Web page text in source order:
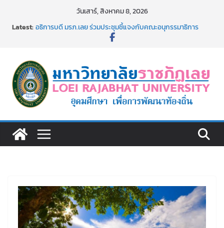
วันเสาร์, สิงหาคม 8, 2026
Latest:อธิการบดี มรภ.เลย ร่วมประชุมชี้แจงกับคณะอนุกรรมาธิการ
ประจำปีงบประมาณ พ.ศ. 2570
ม.ราชภัฏเลย จัดกิจกรรมจิตอาสาบำเพ็ญสาธารณประโยชน์ และ
บำเพ็ญสาธารณกุศล 69
รายชื่อผู้ผ่านการสอบแข่งขันเพื่อเป็นลูกจ้างชั่วคราว (รายวัน)
สังกัดมหาวิทยาลัยราชภัฏเลย ด้วยเงินนอกงบประมาณ ประเภท
เงินรายได้
นักเรียนมัธยมปลายค้นหาสาขาวิชาในฝัน สู่อนาคตที่ใช่